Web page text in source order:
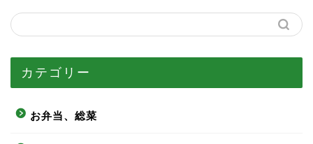
カテゴリー
お弁当、総菜